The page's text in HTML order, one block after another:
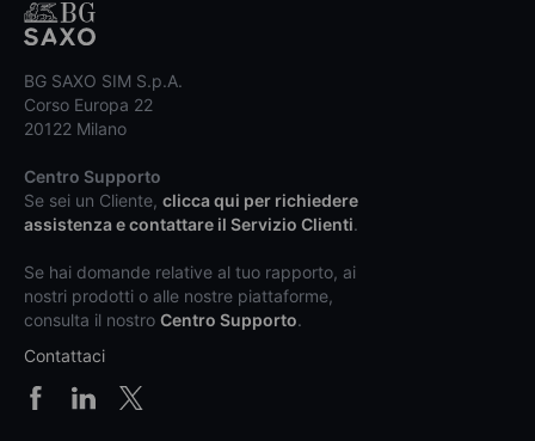
BG SAXO SIM S.p.A.
Corso Europa 22
20122 Milano
Centro Supporto
Se sei un Cliente, clicca qui per richiedere
assistenza e contattare il Servizio Clienti.
Se hai domande relative al tuo rapporto, ai
nostri prodotti o alle nostre piattaforme,
consulta il nostro Centro Supporto.
Contattaci